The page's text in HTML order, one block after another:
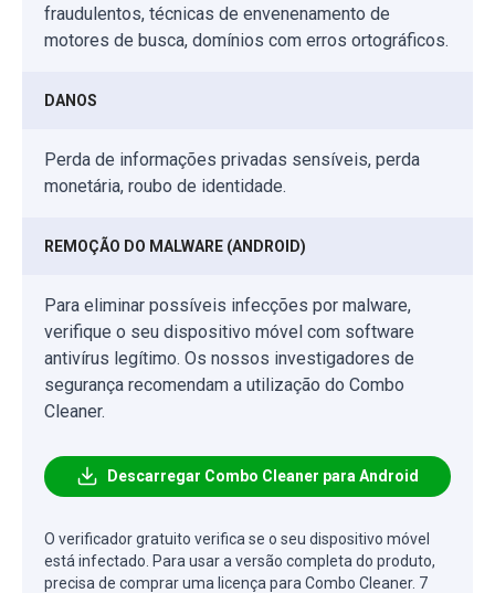
fraudulentos, técnicas de envenenamento de
motores de busca, domínios com erros ortográficos.
DANOS
Perda de informações privadas sensíveis, perda
monetária, roubo de identidade.
REMOÇÃO DO MALWARE (ANDROID)
Para eliminar possíveis infecções por malware,
verifique o seu dispositivo móvel com software
antivírus legítimo. Os nossos investigadores de
segurança recomendam a utilização do Combo
Cleaner.
Descarregar Combo Cleaner para Android
O verificador gratuito verifica se o seu dispositivo móvel
está infectado. Para usar a versão completa do produto,
precisa de comprar uma licença para Combo Cleaner. 7